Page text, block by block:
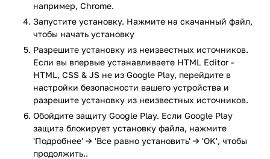
Особенности приложения:
Поддержка HTML, CSS, JavaScript, AJAX и JQuery.
Отмена и повтор действия.
Поиск и замена.
Исполнение кода, нажатием всего на одну кнопку.
Исполнение кода, даже в режиме оффлайн.
Удобный и чистый интерфейс.
Поддержкасмартфонов и планшетов.
Тёмная тема оформления установлена по
умолчанию.
например, Chrome.
Запустите установку. Нажмите на скачанный файл,
чтобы начать установку
Разрешите установку из неизвестных источников.
Если вы впервые устанавливаете HTML Editor -
HTML, CSS & JS не из Google Play, перейдите в
настройки безопасности вашего устройства и
разрешите установку из неизвестных источников.
Обойдите защиту Google Play. Если Google Play
защита блокирует установку файла, нажмите
'Подробнее' → 'Все равно установить' → 'OK', чтобы
продолжить..